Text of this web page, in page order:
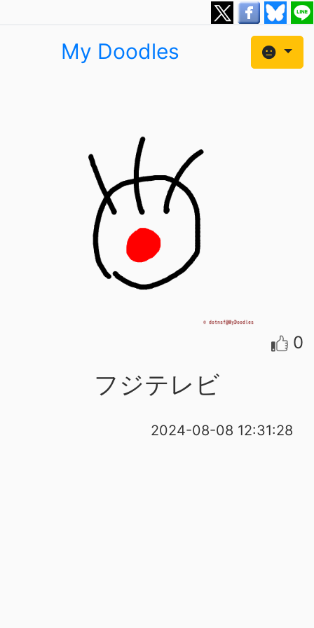
My Doodles
0
フジテレビ
2024-08-08 12:31:28